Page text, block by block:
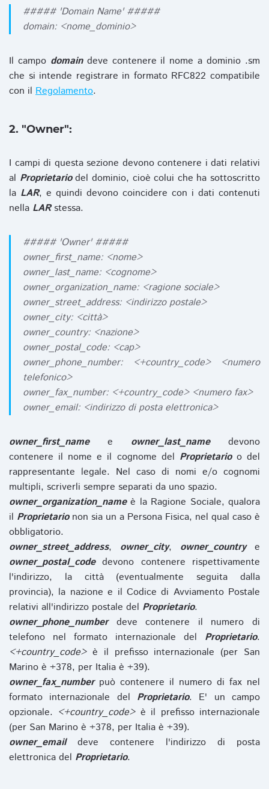
##### 'Domain Name' #####
domain: <nome_dominio>
Il campo domaindeve contenere il nome a dominio .sm
che si intende registrare in formato RFC822 compatibile
con il Regolamento.
2. "Owner":
I campi di questa sezione devono contenere i dati relativi
al Proprietariodel dominio, cioè colui che ha sottoscritto
la LAR, e quindi devono coincidere con i dati contenuti
nella LARstessa.
##### 'Owner' #####
owner_first_name: <nome>
owner_last_name: <cognome>
owner_organization_name: <ragione sociale>
owner_street_address: <indirizzo postale>
owner_city: <città>
owner_country: <nazione>
owner_postal_code: <cap>
owner_phone_number: <+country_code> <numero
telefonico>
owner_fax_number: <+country_code> <numero fax>
owner_email: <indirizzo di posta elettronica>
owner_first_namee owner_last_namedevono
contenere il nome e il cognome del Proprietarioo del
rappresentante legale. Nel caso di nomi e/o cognomi
multipli, scriverli sempre separati da uno spazio.
owner_organization_nameè la Ragione Sociale, qualora
il Proprietarionon sia un a Persona Fisica, nel qual caso è
obbligatorio.
owner_street_address, owner_city, owner_countrye
owner_postal_codedevono contenere rispettivamente
l'indirizzo, la città (eventualmente seguita dalla
provincia), la nazione e il Codice di Avviamento Postale
relativi all'indirizzo postale del Proprietario.
owner_phone_numberdeve contenere il numero di
telefono nel formato internazionale del Proprietario.
<+country_code>è il prefisso internazionale (per San
Marino è +378, per Italia è +39).
owner_fax_numberpuò contenere il numero di fax nel
formato internazionale del Proprietario. E' un campo
opzionale. <+country_code>è il prefisso internazionale
(per San Marino è +378, per Italia è +39).
owner_emaildeve contenere l'indirizzo di posta
elettronica del Proprietario.